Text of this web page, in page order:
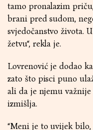
tamo pronalazim
brani pred sudom,
svjedočanstvo života.
žetvu“, rekla je.
Lovrenović je dodao
zato što pisci puno
ali da je njemu važnije
izmišlja.
“Meni je to uvijek